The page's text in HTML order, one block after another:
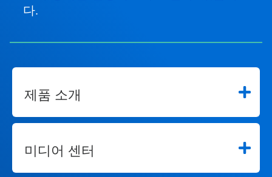
다.
제품 소개
미디어 센터